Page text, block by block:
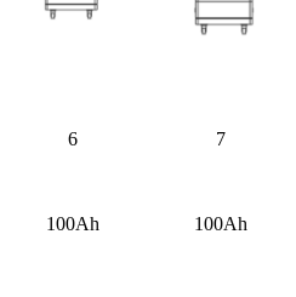
6 7
100Ah 100Ah